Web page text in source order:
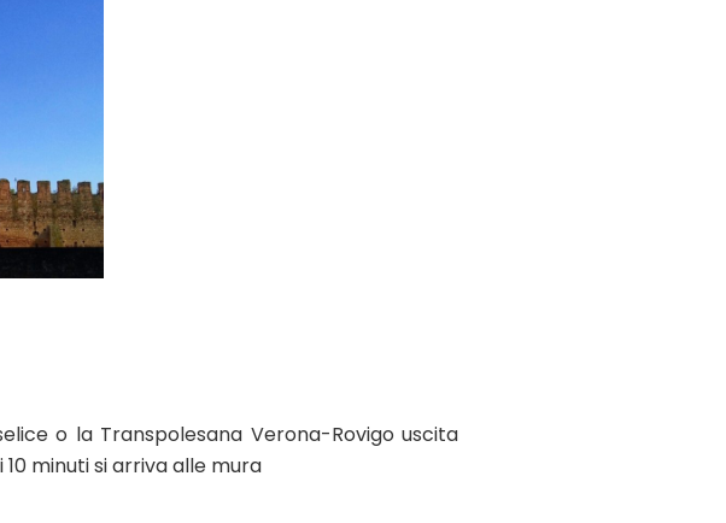
o la Transpolesana Verona-Rovigo uscita
minuti si arriva alle mura